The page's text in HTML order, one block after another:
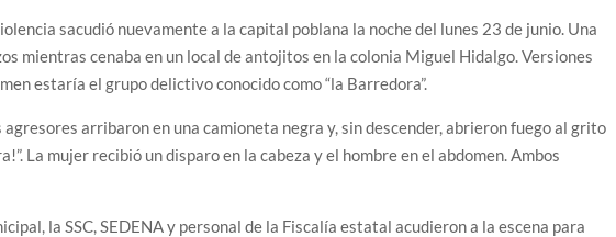
sacudió nuevamente a la capital poblana la noche del lunes 23 de junio. Una
mientras cenaba en un local de antojitos en la colonia Miguel Hidalgo. Versiones
estaría el grupo delictivo conocido como “la Barredora”.
arribaron en una camioneta negra y, sin descender, abrieron fuego al grito
La mujer recibió un disparo en la cabeza y el hombre en el abdomen. Ambos
la SSC, SEDENA y personal de la Fiscalía estatal acudieron a la escena para